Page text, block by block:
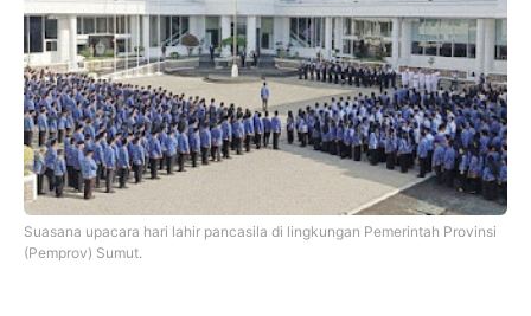
Suasana upacara hari lahir pancasila di lingkungan Pemerintah Provinsi
(Pemprov) Sumut.